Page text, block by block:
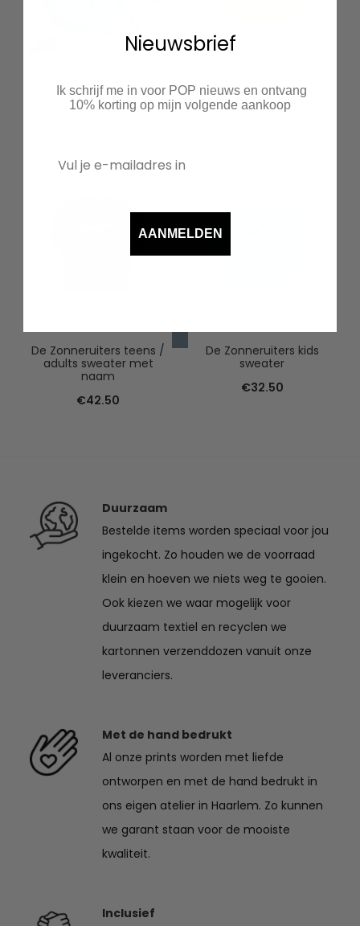
trekkoord rugzakje met
naam
hoodie
€37.50
De Zonneruiters teens /
adults sweater met
naam
€42.50
De Zonneruiters kids
sweater
€32.50
Duurzaam
Bestelde items worden speciaal voor jou
ingekocht. Zo houden we de voorraad
klein en hoeven we niets weg te gooien.
Ook kiezen we waar mogelijk voor
duurzaam textiel en recyclen we
kartonnen verzenddozen vanuit onze
leveranciers.
Met de hand bedrukt
Al onze prints worden met liefde
ontworpen en met de hand bedrukt in
ons eigen atelier in Haarlem. Zo kunnen
we garant staan voor de mooiste
kwaliteit.
Inclusief
Nieuwsbrief
Ik schrijf me in voor POP nieuws en ontvang
10% korting op mijn volgende aankoop
AANMELDEN